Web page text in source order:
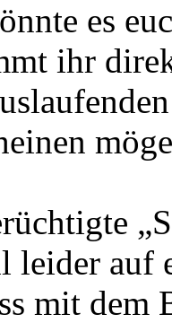
es
ihr
leider auf
mit